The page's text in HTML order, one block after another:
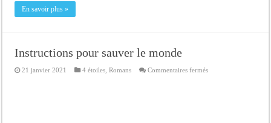
En savoir plus »
Instructions pour sauver le monde
21 janvier 2021 4 étoiles ,Romans Commentaires ferméssur